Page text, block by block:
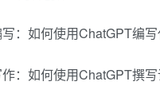
：如何使用ChatGPT编
：如何使用ChatGPT撰